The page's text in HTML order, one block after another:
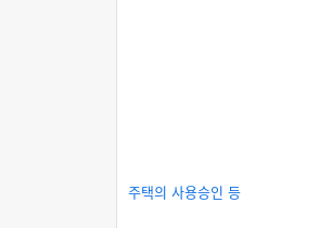
주택의 사용승인 등